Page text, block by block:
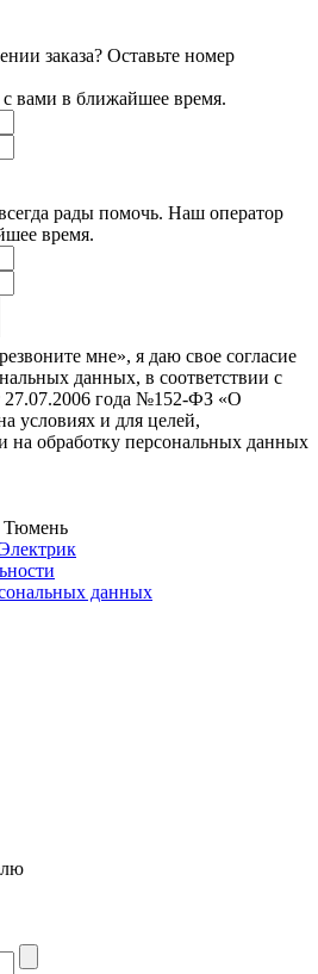
заказа? Оставьте номер
вами в ближайшее время.
рады помочь. Наш оператор
время.
мне», я даю свое согласие
данных, в соответствии с
27.07.2006 года №152-ФЗ «О
условиях и для целей,
на обработку персональных данных
Тюмень
данных